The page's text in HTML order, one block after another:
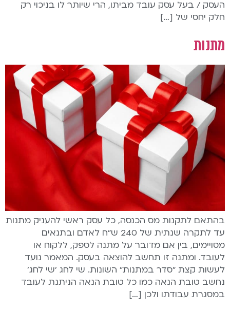
העסק / בעל עסק עובד מביתו, הרי שיותר לו בניכוי רק
חלק יחסי של […]
מתנות
בהתאם לתקנות מס הכנסה, כל עסק ראשי להעניק מתנות
עד לתקרה שנתית של 240 ש"ח לאדם ובתנאים
מסויימים, בין אם מדובר על מתנה לספק, ללקוח או
לעובד. ומתנה זו תחשב להוצאה בעסק. המאמר נועד
לעשות קצת "סדר במתנות" השונות. שי לחג 'שי לחג'
נחשב טובת הנאה כמו כל טובת הנאה הניתנת לעובד
במסגרת עבודתו ולכן […]